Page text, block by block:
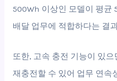
500Wh 이상인 모델이 평균
배달 업무에 적합하다는 결
또한, 고속 충전 기능이 있
재충전할 수 있어 업무 연속